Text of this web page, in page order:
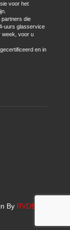
voor het
die
uurs glasservice
week, voor u
en in
By RVDBICT